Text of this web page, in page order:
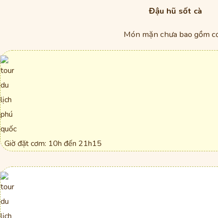
Đậu hũ sốt cà
Món mặn chưa bao gồm
Giờ đặt cơm: 10h đến 21h15